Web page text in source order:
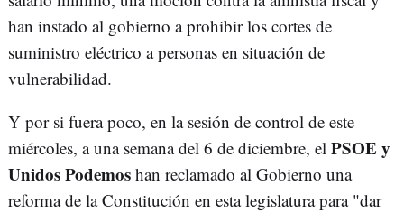
han instado al gobierno a prohibir los cortes de
suministro eléctrico a personas en situación de
vulnerabilidad.
Y por si fuera poco, en la sesión de control de este
miércoles, a una semana del 6 de diciembre, el PSOE y
Unidos Podemos han reclamado al Gobierno una
reforma de la Constitución en esta legislatura para "dar